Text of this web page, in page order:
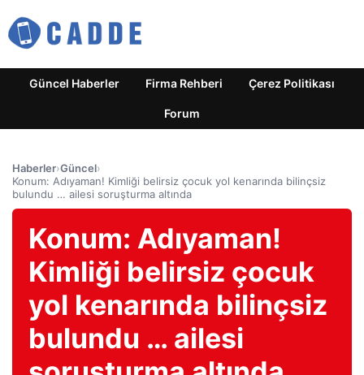
Güncel Haberler Firma Rehberi Çerez Politikası
Forum
Haberler›Güncel›
Konum: Adıyaman! Kimliği belirsiz çocuk yol kenarında bilinçsiz
bulundu … ailesi soruşturma altında
Konum: Adıyaman!
Kimliği belirsiz çocuk
yol kenarında bilinçsiz
bulundu … ailesi